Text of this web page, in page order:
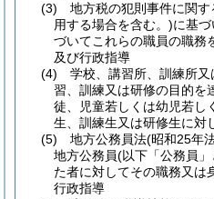
(3)
地方税の犯則事件に関す
用する場合を含む。)に基
づいてこれらの職員の職務
及び行政指導
(4)
学校、講習所、訓練所
習、訓練又は研修の目的を
徒、児童若しくは幼児若し
生、訓練生又は研修生に対
(5)
地方公務員法(昭和25年
地方公務員(以下「公務員
た者に対してその職務又は
行政指導